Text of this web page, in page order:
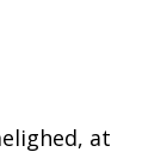
at